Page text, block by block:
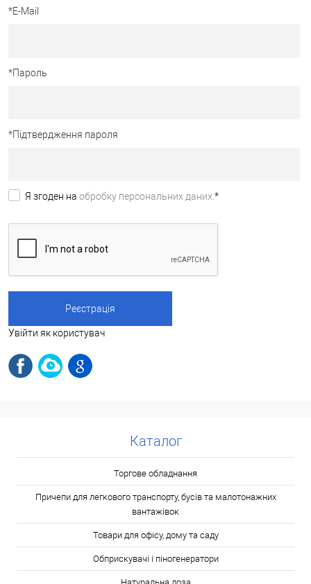
*E-Mail
*Пароль
*Підтвердження пароля
Я згоден на обробку персональних даних. *
Увійти як користувач
Каталог
Торгове обладнання
Причепи для легкового транспорту, бусів та малотонажних
вантажівок
Товари для офісу, дому та саду
Обприскувачі і піногенератори